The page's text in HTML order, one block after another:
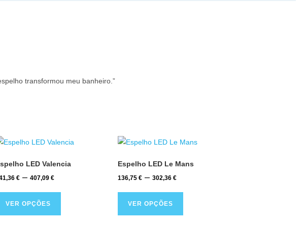
transformou meu banheiro.”
LED Valencia
€ – 407,09€
VER OPÇÕES
Espelho LED Le Mans
136,75 € – 302,36 €
VER OPÇÕES